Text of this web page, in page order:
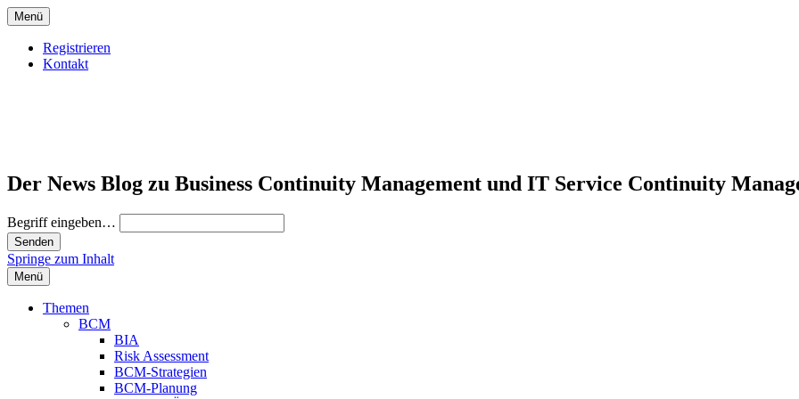
Menü
Registrieren
Kontakt
Der News Blog zu Business Continuity Management und IT Service Continuity
Begriff eingeben…
Springe zum Inhalt
Menü
Themen
BCM
BIA
Risk Assessment
BCM-Strategien
BCM-Planung